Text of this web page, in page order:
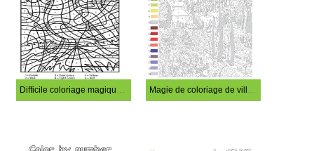
Difficile coloriage magique de perroquet Magie de coloriage de ville difficile